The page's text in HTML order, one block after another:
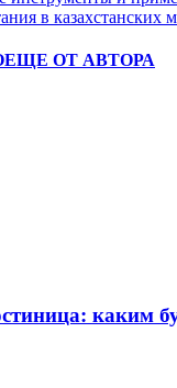
в казахстанских
ЕЩЕ ОТ АВТОРА
каким